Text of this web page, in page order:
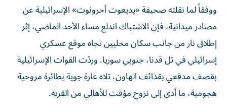
ووفقاً لما نقلته صحيفة «يديعوت أحرونوت» الإسرائيلية عن
مصادر ميدانية، فإن الاشتباك اندلع مساء الأحد الماضي، إثر
إطلاق نار من جانب سكان محليين تجاه موقع عسكري
إسرائيلي في تل قدنا، جنوبي سوريا. وردّت القوات الإسرائيلية
بقصف مدفعي بقذائف الهاون، تلاه غارة جوية بطائرة مروحية
هجومية، ما أدى إلى نزوح مؤقت للأهالي من القرية.